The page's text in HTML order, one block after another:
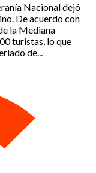
Nacional dejó
De acuerdo con
la Mediana
turistas, lo que
de...